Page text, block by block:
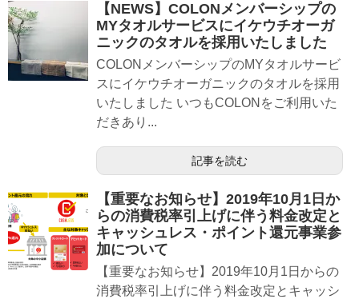
【NEWS】COLONメンバーシップの
MYタオルサービスにイケウチオーガ
ニックのタオルを採用いたしました
COLONメンバーシップのMYタオルサービ
スにイケウチオーガニックのタオルを採用
いたしました いつもCOLONをご利用いた
だきあり...
記事を読む
【重要なお知らせ】2019年10月1日か
らの消費税率引上げに伴う料金改定と
キャッシュレス・ポイント還元事業参
加について
【重要なお知らせ】2019年10月1日からの
消費税率引上げに伴う料金改定とキャッシ